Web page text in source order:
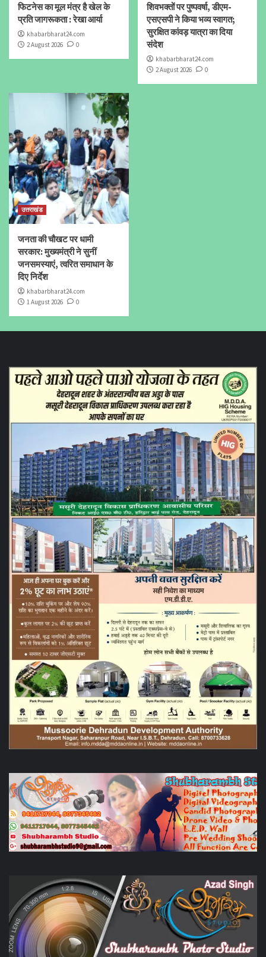
फिटनेस का मूल मंत्र है खेल के
प्रति जागरूकता : रेखा आर्या
khabarbharat24.com
2 August 2026
0
शिवभक्तों पर पुष्पवर्षा, डीएम-
एसएसपी ने किया भव्य स्वागत;
सुरक्षित कांवड़ यात्रा का दिया
संदेश
khabarbharat24.com
2 August 2026
0
उत्तराखंड
जनता की चौखट पर धामी
सरकार: मुख्यमंत्री ने सुनीं
जनसमस्याएं, त्वरित समाधान के
दिए निर्देश
khabarbharat24.com
1 August 2026
0